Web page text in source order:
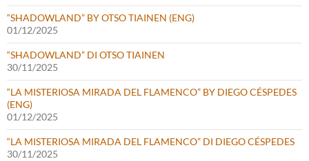
“SHADOWLAND” BY OTSO TIAINEN (ENG)
01/12/2025
“SHADOWLAND” DI OTSO TIAINEN
30/11/2025
“LA MISTERIOSA MIRADA DEL FLAMENCO” BY DIEGO CÉSPEDES
(ENG)
01/12/2025
“LA MISTERIOSA MIRADA DEL FLAMENCO” DI DIEGO CÉSPEDES
30/11/2025